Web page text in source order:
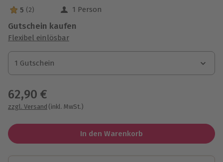
5 Sterne von 5 aus 2 Bewertungen
5 (2) 1 Person
Gutschein kaufen
Flexibel einlösbar
1 Gutschein
1 Gutschein
1 Gutschein
62,90 €
zzgl. Versand (inkl. MwSt.)
In den Warenkorb